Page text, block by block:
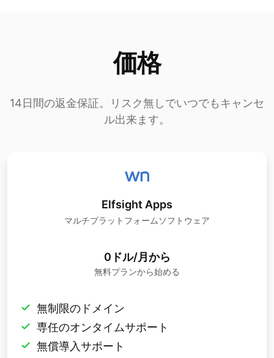
価格
14日間の返金保証。リスク無しでいつでもキャンセ
ル出来ます。
Elfsight Apps
マルチプラットフォームソフトウェア
0ドル/月から
無料プランから始める
無制限のドメイン
専任のオンタイムサポート
無償導入サポート